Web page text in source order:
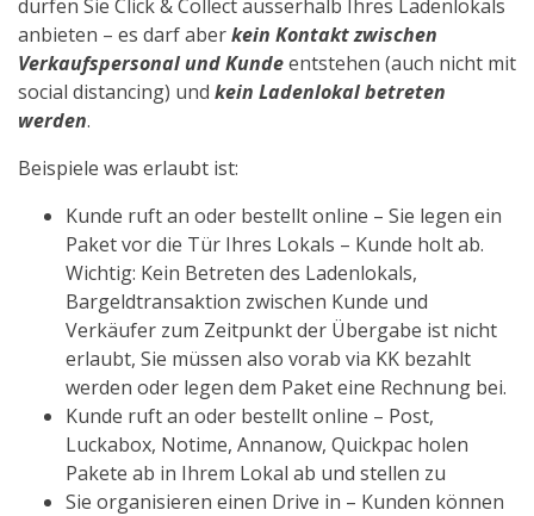
dürfen Sie Click & Collect ausserhalb Ihres Ladenlokals
anbieten – es darf aberkein Kontakt zwischen
Verkaufspersonal und Kundeentstehen (auch nicht mit
social distancing) und kein Ladenlokal betreten
werden.
Beispiele was erlaubt ist:
Kunde ruft an oder bestellt online – Sie legen ein
Paket vor die Tür Ihres Lokals – Kunde holt ab.
Wichtig: Kein Betreten des Ladenlokals,
Bargeldtransaktion zwischen Kunde und
Verkäufer zum Zeitpunkt der Übergabe ist nicht
erlaubt, Sie müssen also vorab via KK bezahlt
werden oder legen dem Paket eine Rechnung bei.
Kunde ruft an oder bestellt online – Post,
Luckabox, Notime, Annanow, Quickpac holen
Pakete ab in Ihrem Lokal ab und stellen zu
Sie organisieren einen Drive in – Kunden können